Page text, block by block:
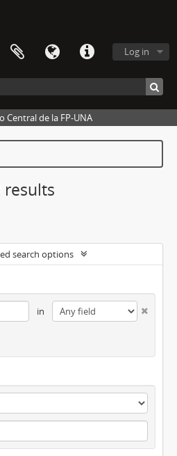
Log in
Central de la FP-UNA
results
search options
in